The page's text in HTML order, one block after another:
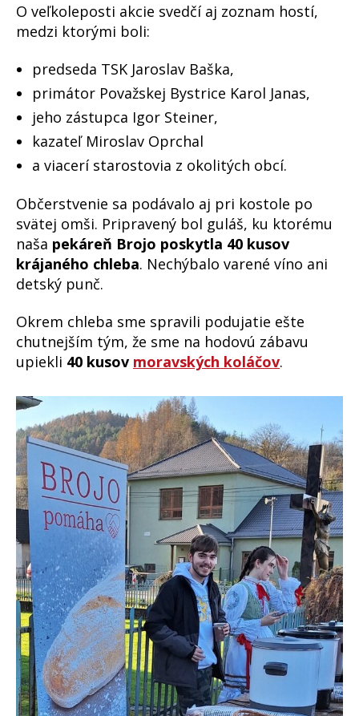
O veľkoleposti akcie svedčí aj zoznam hostí,
medzi ktorými boli:
predseda TSK Jaroslav Baška,
primátor Považskej Bystrice Karol Janas,
jeho zástupca Igor Steiner,
kazateľ Miroslav Oprchal
a viacerí starostovia z okolitých obcí.
Občerstvenie sa podávalo aj pri kostole po
svätej omši. Pripravený bol guláš, ku ktorému
naša pekáreň Brojo poskytla 40 kusov
krájaného chleba. Nechýbalo varené víno ani
detský punč.
Okrem chleba sme spravili podujatie ešte
chutnejším tým, že sme na hodovú zábavu
upiekli 40 kusov moravských koláčov.